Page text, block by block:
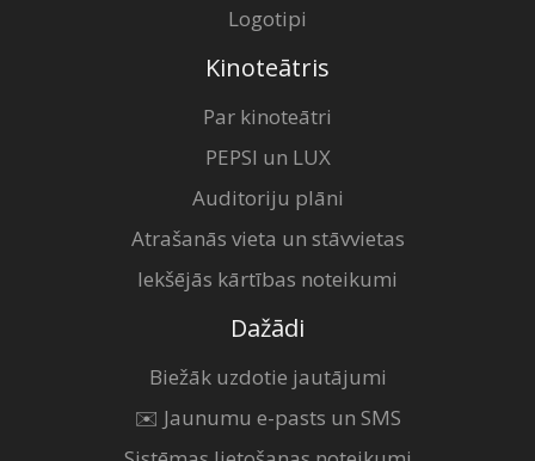
Logotipi
Kinoteātris
Par kinoteātri
PEPSI un LUX
Auditoriju plāni
Atrašanās vieta un stāvvietas
Iekšējās kārtības noteikumi
Dažādi
Biežāk uzdotie jautājumi
✉️ Jaunumu e-pasts un SMS